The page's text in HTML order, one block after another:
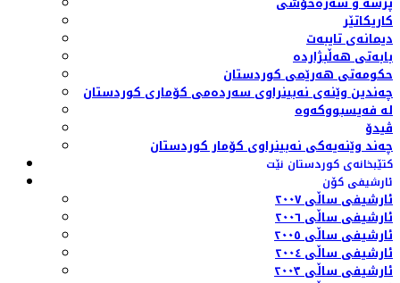
کاریکاتێر
دیمانەی تایبەت
بابەتی هەڵبژاردە
حکومەتی هەرێمی کوردستان
چەندین وێنەی نەبینراوی سەردەمی کۆماری کوردستان
لە فەیسبووکەوە
ڤیدۆ
چەند وێنەیەکی نەبینراوی کۆمار کوردستان
کتێبخانەی کوردستان نێت
ئارشیفی کۆن
ئارشیفی ساڵی ٢٠٠٧
ئارشیفی ساڵی ٢٠٠٦
ئارشیفی ساڵی ٢٠٠٥
ئارشیفی ساڵی ٢٠٠٤
ئارشیفی ساڵی ٢٠٠٣